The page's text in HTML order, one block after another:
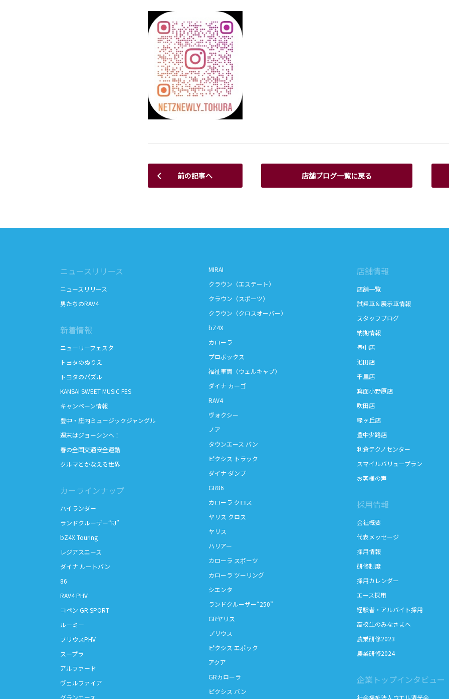
前の記事へ 店舗ブログ一覧に戻る
ニュースリリース
ニュースリリース
男たちのRAV4
新着情報
ニューリーフェスタ
トヨタのぬりえ
トヨタのパズル
KANSAI SWEET MUSIC FES
キャンペーン情報
豊中・庄内ミュージックジャングル
週末はジョーシンへ！
春の全国交通安全運動
クルマとかなえる世界
カーラインナップ
ハイランダー
ランドクルーザー“FJ”
bZ4X Touring
レジアスエース
ダイナ ルートバン
86
RAV4 PHV
コペン GR SPORT
ルーミー
プリウスPHV
スープラ
アルファード
ヴェルファイア
MIRAI
クラウン（エステート）
クラウン（スポーツ）
クラウン（クロスオーバー）
bZ4X
カローラ
プロボックス
福祉車両（ウェルキャブ）
ダイナ カーゴ
RAV4
ヴォクシー
ノア
タウンエース バン
ピクシス トラック
ダイナ ダンプ
GR86
カローラ クロス
ヤリス クロス
ヤリス
ハリアー
カローラ スポーツ
カローラ ツーリング
シエンタ
ランドクルーザー“250”
GRヤリス
プリウス
ピクシス エポック
アクア
GRカローラ
ピクシス バン
店舗情報
店舗一覧
試乗車＆展示車情報
スタッフブログ
納期情報
豊中店
池田店
千里店
箕面小野原店
吹田店
緑ヶ丘店
豊中少路店
利倉テクノセンター
スマイルバリュープラン
お客様の声
採用情報
会社概要
代表メッセージ
採用情報
研修制度
採用カレンダー
エース採用
経験者・アルバイト採用
高校生のみなさまへ
農業研修2023
農業研修2024
企業トップインタビュー